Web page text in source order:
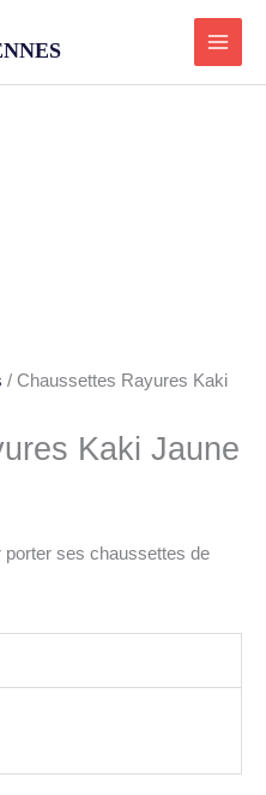
/ Chaussettes Rayures Kaki
Kaki Jaune
ses chaussettes de